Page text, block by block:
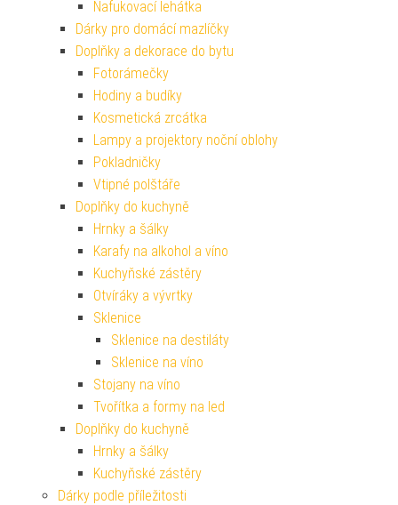
Nafukovací lehátka
Dárky pro domácí mazlíčky
Doplňky a dekorace do bytu
Fotorámečky
Hodiny a budíky
Kosmetická zrcátka
Lampy a projektory noční oblohy
Pokladničky
Vtipné polštáře
Doplňky do kuchyně
Hrnky a šálky
Karafy na alkohol a víno
Kuchyňské zástěry
Otvíráky a vývrtky
Sklenice
Sklenice na destiláty
Sklenice na víno
Stojany na víno
Tvořítka a formy na led
Doplňky do kuchyně
Hrnky a šálky
Kuchyňské zástěry
Dárky podle příležitosti